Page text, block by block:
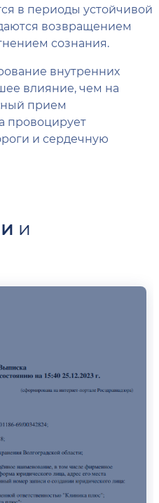
в периоды устойчивой
возвращением
сознания.
внутренних
влияние, чем на
прием
провоцирует
и сердечную
и